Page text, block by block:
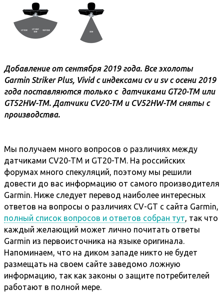
Добавление от сентября 2019 года. Все эхолоты
Garmin Striker Plus, Vivid с индексами cv и sv с осени 2019
года поставляются только с датчиками GT20-TM или
GT52HW-TM. Датчики CV20-TM и CV52HW-TM сняты с
производства.
Мы получаем много вопросов о различиях между
датчиками CV20-TM и GT20-TM. На российских
форумах много спекуляций, поэтому мы решили
довести до вас информацию от самого производителя
Garmin. Ниже следует перевод наиболее интересных
ответов на вопросы о различиях CV-GT с сайта Garmin,
полный список вопросов и ответов собран тут, так что
каждый желающий может лично почитать ответы
Garmin из первоисточника на языке оригинала.
Напоминаем, что на диком западе никто не будет
размещать на своем сайте заведомо ложную
информацию, так как законы о защите потребителей
работают в полной мере.